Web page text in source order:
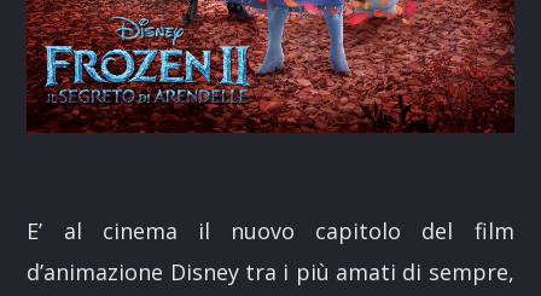
E’ al cinema il nuovo capitolo del film
d’animazione Disney tra i più amati di sempre,